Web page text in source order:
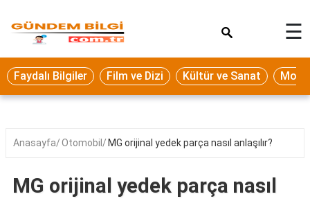
Eğitim
Ekonomi
Seyahat
Oyun
☰
Faydalı Bilgiler Film ve Dizi Kültür ve Sanat
Anasayfa Otomobil MG orijinal yedek parça nasıl anlaşılır?
MG orijinal yedek parça nasıl